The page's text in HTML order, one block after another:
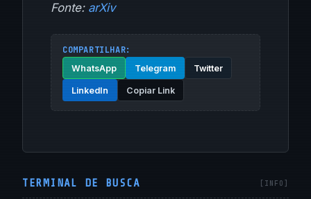
Fonte: arXiv
COMPARTILHAR:
WhatsApp Telegram Twitter
LinkedIn Copiar Link
TERMINAL DE BUSCA